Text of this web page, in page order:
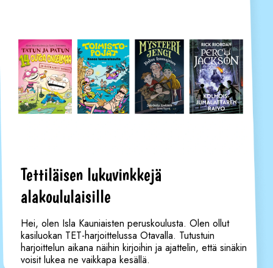
Tettiläisen lukuvinkkejä
alakoululaisille
Hei, olen Isla Kauniaisten peruskoulusta. Olen ollut
kasiluokan TET-harjoittelussa Otavalla. Tutustuin
harjoittelun aikana näihin kirjoihin ja ajattelin, että sinäkin
voisit lukea ne vaikkapa kesällä.